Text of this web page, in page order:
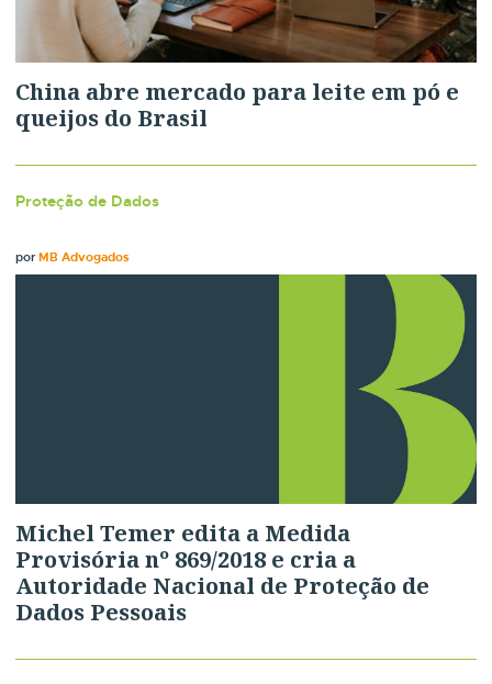
China abre mercado para leite em pó e
queijos do Brasil
Proteção de Dados
porMB Advogados
Michel Temer edita a Medida
Provisória nº 869/2018 e cria a
Autoridade Nacional de Proteção de
Dados Pessoais